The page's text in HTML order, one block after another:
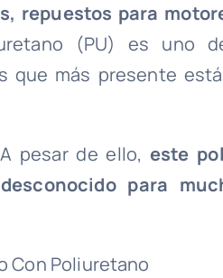
repuestos para
(PU) es uno
que más presente
pesar de ello, este
para